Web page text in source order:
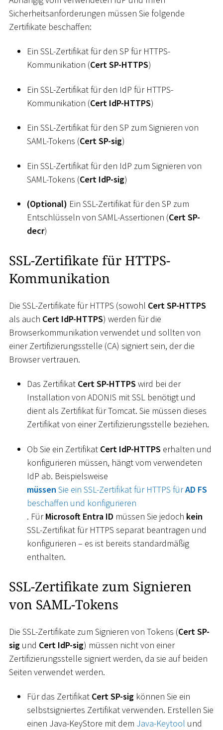
Sicherheitsanforderungen müssen Sie folgende
Zertifikate beschaffen:
Ein SSL-Zertifikat für den SP für HTTPS-
Kommunikation (Cert SP-HTTPS)
Ein SSL-Zertifikat für den IdP für HTTPS-
Kommunikation (Cert IdP-HTTPS)
Ein SSL-Zertifikat für den SP zum Signieren von
SAML-Tokens (Cert SP-sig)
Ein SSL-Zertifikat für den IdP zum Signieren von
SAML-Tokens (Cert IdP-sig)
(Optional) Ein SSL-Zertifikat für den SP zum
Entschlüsseln von SAML-Assertionen (Cert SP-
decr)
SSL-Zertifikate für HTTPS-
Kommunikation
Die SSL-Zertifikate für HTTPS (sowohl Cert SP-HTTPS
als auch Cert IdP-HTTPS) werden für die
Browserkommunikation verwendet und sollten von
einer Zertifizierungsstelle (CA) signiert sein, der die
Browser vertrauen.
Das Zertifikat Cert SP-HTTPS wird bei der
Installation von ADONIS mit SSL benötigt und
dient als Zertifikat für Tomcat. Sie müssen dieses
Zertifikat von einer Zertifizierungsstelle beziehen.
Ob Sie ein Zertifikat Cert IdP-HTTPS erhalten und
konfigurieren müssen, hängt vom verwendeten
IdP ab. Beispielsweise
müssen Sie ein SSL-Zertifikat für HTTPS fürAD FS
beschaffen und konfigurieren
. FürMicrosoft Entra ID müssen Sie jedoch kein
SSL-Zertifikat für HTTPS separat beantragen und
konfigurieren – es ist bereits standardmäßig
enthalten.
SSL-Zertifikate zum Signieren
von SAML-Tokens
Die SSL-Zertifikate zum Signieren von Tokens (Cert SP-
sig und Cert IdP-sig) müssen nicht von einer
Zertifizierungsstelle signiert werden, da sie auf beiden
Seiten verwendet werden.
Für das Zertifikat Cert SP-sig können Sie ein
selbstsigniertes Zertifikat verwenden. Erstellen Sie
einen Java-KeyStore mit dem Java-Keytool und